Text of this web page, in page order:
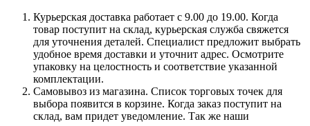
Курьерская доставка работает с 9.00 до 19.00. Когда
товар поступит на склад, курьерская служба свяжется
для уточнения деталей. Специалист предложит выбрать
удобное время доставки и уточнит адрес. Осмотрите
упаковку на целостность и соответствие указанной
комплектации.
Самовывоз из магазина. Список торговых точек для
выбора появится в корзине. Когда заказ поступит на
склад, вам придет уведомление. Так же наши